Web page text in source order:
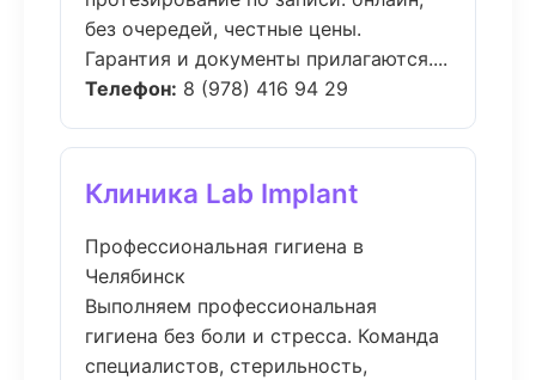
без очередей, честные цены.
Гарантия и документы прилагаются....
Телефон: 8 (978) 416 94 29
Клиника Lab Implant
Профессиональная гигиена в
Челябинск
Выполняем профессиональная
гигиена без боли и стресса. Команда
специалистов, стерильность,